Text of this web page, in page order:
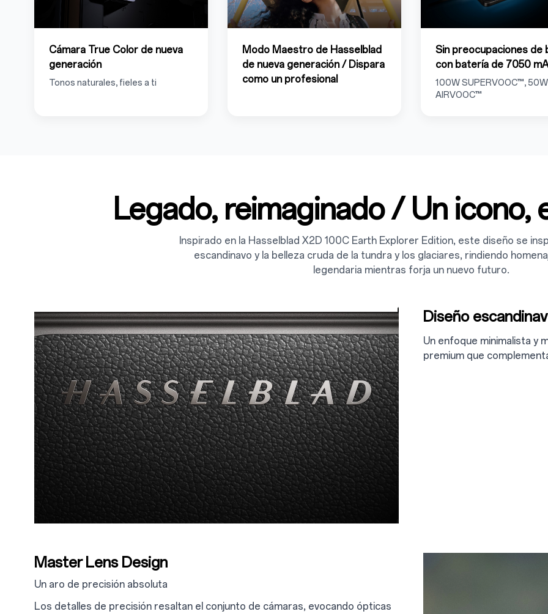
Cámara True Color de nueva
generación
Tonos naturales, fieles a ti
Modo Maestro de Hasselblad
de nueva generación / Dispara
como un profesional
Sin preocupaciones de
con batería de 7050
100W SUPERVOOC™, 50W
AIRVOOC™
Legado, reimaginado / Un icono,
Inspirado en la Hasselblad X2D 100C Earth Explorer Edition, este diseño se
escandinavo y la belleza cruda de la tundra y los glaciares, rindiendo
legendaria mientras forja un nuevo futuro.
Diseño
Un enfoque minimalista y
premium que
Master Lens Design
Un aro de precisión absoluta
Los detalles de precisión resaltan el conjunto de cámaras, evocando ópticas